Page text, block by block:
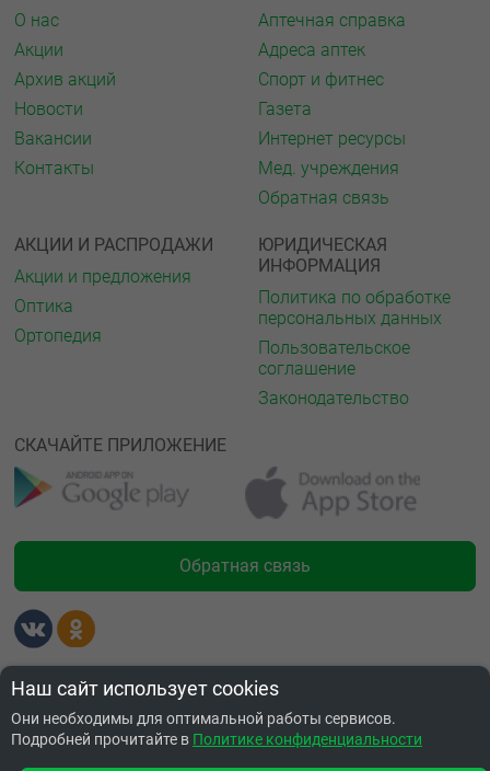
О нас
Акции
Архив акций
Новости
Вакансии
Контакты
Аптечная справка
Адреса аптек
Спорт и фитнес
Газета
Интернет ресурсы
Мед. учреждения
Обратная связь
АКЦИИ И РАСПРОДАЖИ
Акции и предложения
Оптика
Ортопедия
ЮРИДИЧЕСКАЯ
ИНФОРМАЦИЯ
Политика по обработке
персональных данных
Пользовательское
соглашение
Законодательство
СКАЧАЙТЕ ПРИЛОЖЕНИЕ
Обратная связь
Лицензии
Наш сайт использует cookies
Они необходимы для оптимальной работы сервисов.
Подробней прочитайте в Политике конфиденциальности